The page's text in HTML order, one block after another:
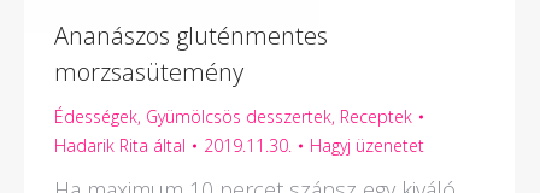
Ananászos gluténmentes
morzsasütemény
Édességek, Gyümölcsös desszertek, Receptek
Hadarik Rita által 2019.11.30. Hagyj üzenetet